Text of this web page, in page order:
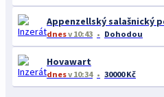
Appenzellský salašnický
dnesv 10:43 Dohodou
Hovawart
dnesv 10:34 30000 Kč